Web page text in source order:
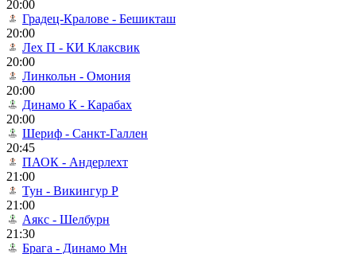
20:00
Градец-Кралове - Бешикташ
20:00
Лех П - КИ Клаксвик
20:00
Линкольн - Омония
20:00
Динамо К - Карабах
20:00
Шериф - Санкт-Галлен
20:45
ПАОК - Андерлехт
21:00
Тун - Викингур Р
21:00
Аякс - Шелбурн
21:30
Брага - Динамо Мн